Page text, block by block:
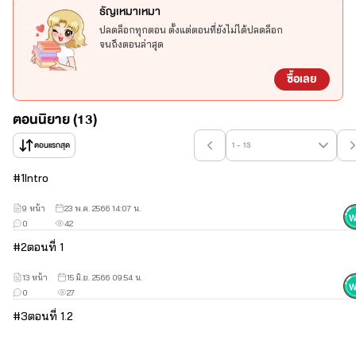
ธัญเหมาเหมา
ปลดล็อกทุกตอน ตั้งแต่ตอนที่ยังไม่ได้ปลดล็อก
จนถึงตอนล่าสุด
ซื้อเลย
ตอนนิยาย (13)
ตอนแรกสุด 1 - 13
#1Intro
42
0
9 หน้า 23 พ.ค. 2566 14:07 น.
#2ตอนที่ 1
27
0
13 หน้า 15 มิ.ย. 2566 09:54 น.
#3ตอนที่ 1.2